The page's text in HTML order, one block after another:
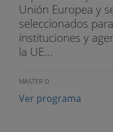
Unión Europea y
seleccionados
instituciones y
la UE...
MASTER D
Ver programa